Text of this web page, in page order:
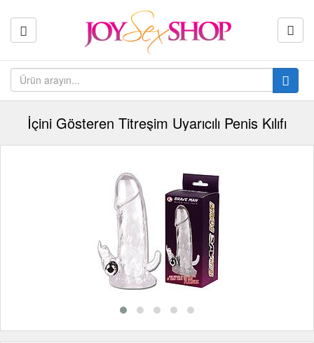
İçini Gösteren Titreşim Uyarıcılı Penis Kılıfı